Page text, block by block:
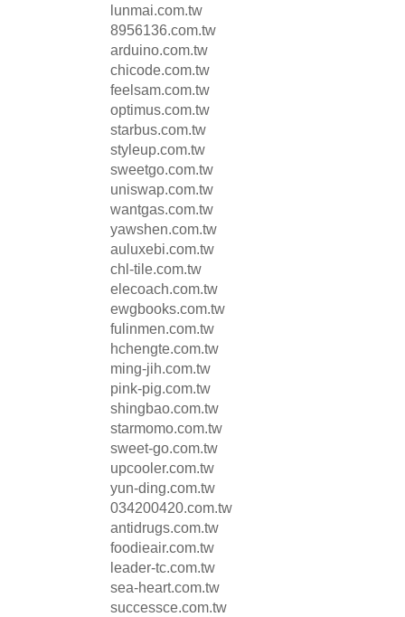
lunmai.com.tw
8956136.com.tw
arduino.com.tw
chicode.com.tw
feelsam.com.tw
optimus.com.tw
starbus.com.tw
styleup.com.tw
sweetgo.com.tw
uniswap.com.tw
wantgas.com.tw
yawshen.com.tw
auluxebi.com.tw
chl-tile.com.tw
elecoach.com.tw
ewgbooks.com.tw
fulinmen.com.tw
hchengte.com.tw
ming-jih.com.tw
pink-pig.com.tw
shingbao.com.tw
starmomo.com.tw
sweet-go.com.tw
upcooler.com.tw
yun-ding.com.tw
034200420.com.tw
antidrugs.com.tw
foodieair.com.tw
leader-tc.com.tw
sea-heart.com.tw
successce.com.tw